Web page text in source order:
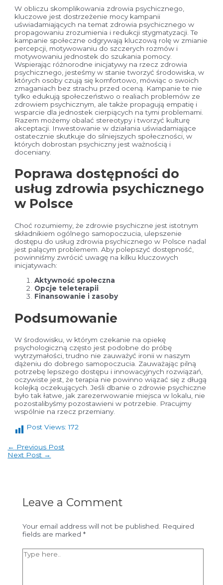
W obliczu skomplikowania zdrowia psychicznego,
kluczowe jest dostrzeżenie mocy kampanii
uświadamiających na temat zdrowia psychicznego w
propagowaniu zrozumienia i redukcji stygmatyzacji. Te
kampanie społeczne odgrywają kluczową rolę w zmianie
percepcji, motywowaniu do szczerych rozmów i
motywowaniu jednostek do szukania pomocy.
Wspierając różnorodne inicjatywy na rzecz zdrowia
psychicznego, jesteśmy w stanie tworzyć środowiska, w
których osoby czują się komfortowo, mówiąc o swoich
zmaganiach bez strachu przed oceną. Kampanie te nie
tylko edukują społeczeństwo o realiach problemów ze
zdrowiem psychicznym, ale także propagują empatię i
wsparcie dla jednostek cierpiących na tymi problemami.
Razem możemy obalać stereotypy i tworzyć kulturę
akceptacji. Inwestowanie w działania uświadamiające
ostatecznie skutkuje do silniejszych społeczności, w
których dobrostan psychiczny jest ważnością i
doceniany.
Poprawa dostępności do
usług zdrowia psychicznego
w Polsce
Choć rozumiemy, że zdrowie psychiczne jest istotnym
składnikiem ogólnego samopoczucia, ulepszenie
dostępu do usług zdrowia psychicznego w Polsce nadal
jest palącym problemem. Aby polepszyć dostępność,
powinniśmy zwrócić uwagę na kilku kluczowych
inicjatywach:
Aktywność społeczna
Opcje teleterapii
Finansowanie i zasoby
Podsumowanie
W środowisku, w którym czekanie na opiekę
psychologiczną często jest podobne do próbę
wytrzymałości, trudno nie zauważyć ironii w naszym
dążeniu do dobrego samopoczucia. Zauważając pilną
potrzebę lepszego dostępu i innowacyjnych rozwiązań,
oczywiste jest, że terapia nie powinno wiązać się z długą
kolejką oczekujących. Jeśli dbanie o zdrowie psychiczne
było tak łatwe, jak zarezerwowanie miejsca w lokalu, nie
pozostalibyśmy pozostawieni w potrzebie. Pracujmy
wspólnie na rzecz przemiany.
Post Views: 172
Post
navigation
← Previous Post
Next Post →
Leave a Comment
Your email address will not be published. Required
fields are marked *
Type
here..